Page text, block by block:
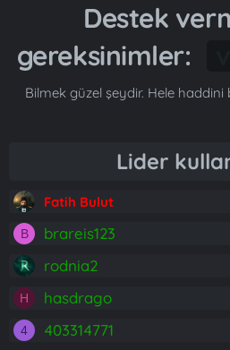
Destek
gereksinimler:
Bilmek güzel şeydir. Hele haddini
Lider
Fatih Bulut
B brareis123
rodnia2
H hasdrago
4 403314771